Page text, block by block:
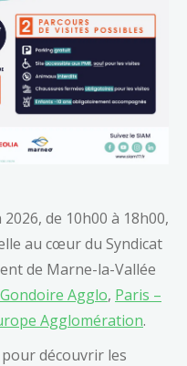
de 10h00 à 18h00,
au cœur du Syndicat
de Marne-la-Vallée
Agglo, Paris –
Agglomération.
pour découvrir les